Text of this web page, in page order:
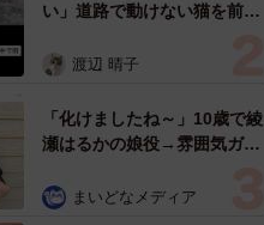
い」道路で動けない猫を前に
ようとした4日間 「命の重
表の訴え
渡辺 晴子
「化けましたね～」10歳で綾
瀬はるかの娘役→雰囲気ガラ
雰囲気が」「宝塚に入れそ
まいどなメディア